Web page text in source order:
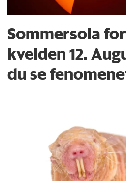
Sommersola
kvelden 12.
du se